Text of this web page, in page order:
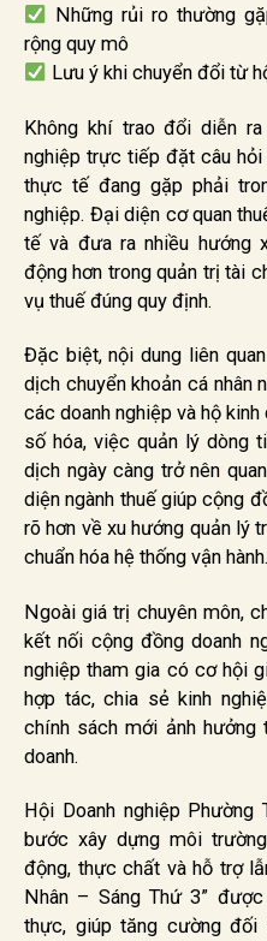
Những rủi ro thường
rộng quy mô
Lưu ý khi chuyển đổi từ
Không khí trao đổi diễn
nghiệp trực tiếp đặt câu hỏi
thực tế đang gặp phải
nghiệp. Đại diện cơ quan
tế và đưa ra nhiều hướng
động hơn trong quản trị tài
vụ thuế đúng quy định.
Đặc biệt, nội dung liên
dịch chuyển khoản cá nhân
các doanh nghiệp và hộ
số hóa, việc quản lý dòng
dịch ngày càng trở nên
diện ngành thuế giúp cộng
rõ hơn về xu hướng quản lý
chuẩn hóa hệ thống vận hành.
Ngoài giá trị chuyên môn,
kết nối cộng đồng doanh
nghiệp tham gia có cơ hội
hợp tác, chia sẻ kinh
chính sách mới ảnh
doanh.
Hội Doanh nghiệp Phường
bước xây dựng môi
động, thực chất và hỗ trợ
Nhân – Sáng Thứ 3”
thực, giúp tăng cường đối